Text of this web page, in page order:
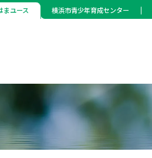
まユース 横浜市青少年育成センター